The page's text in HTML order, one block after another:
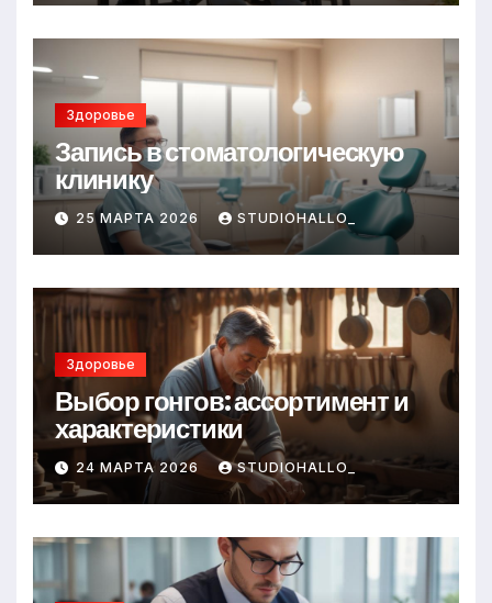
Здоровье
Запись в стоматологическую
клинику
25 МАРТА 2026 STUDIOHALLO_
Здоровье
Выбор гонгов: ассортимент и
характеристики
24 МАРТА 2026 STUDIOHALLO_